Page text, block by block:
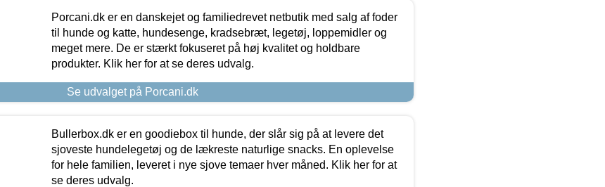
Porcani.dk er en danskejet og familiedrevet netbutik med salg af foder
til hunde og katte, hundesenge, kradsebræt, legetøj, loppemidler og
meget mere. De er stærkt fokuseret på høj kvalitet og holdbare
produkter. Klik her for at se deres udvalg.
Se udvalget på Porcani.dk
Bullerbox.dk er en goodiebox til hunde, der slår sig på at levere det
sjoveste hundelegetøj og de lækreste naturlige snacks. En oplevelse
for hele familien, leveret i nye sjove temaer hver måned. Klik her for at
se deres udvalg.